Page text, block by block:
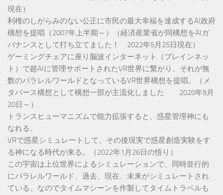
現在）
利権のしがらみのない公正に市民の最大幸福を達成するAI政府
構想を提唱（2007年上半期～）（経済産業省が同構想をAIガ
バナンスとして打ち立てました！ 2022年5月25日現在）
ゲーミングチェアに座り脳波インターネット（ブレインネッ
ト）で超AIに管理サポートされたVR世界に繋がり、それが無
数のパラレルワールドとなっているVR世界構想を提唱。（メ
タバース構想として構想一部が主流化しました 2020年9月
20日～）
トランスヒューマニズムで能力拡張すると、惑星管理神にも
なれる。
VRで惑星シミュレートして、その後現実で惑星創造実験をす
る神になる時代が来る。（2022年1月26日の悟り）
この宇宙は上位世界によるシミュレーションで、同時並行的
にパラレルワールド、過去、現在、未来がシミュレートされ
ている。なのでタイムマシーンを作製してタイムトラベルも